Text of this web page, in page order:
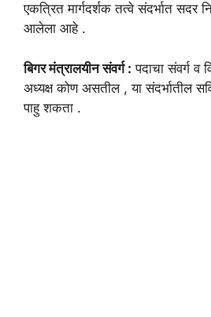
एकत्रित मार्गदर्शक तत्वे संदर्भात सदर
आलेला आहे .
बिगर मंत्रालयीन संवर्ग : पदाचा संवर्ग व
अध्यक्ष कोण असतील , या संदर्भातील
पाहु शकता .